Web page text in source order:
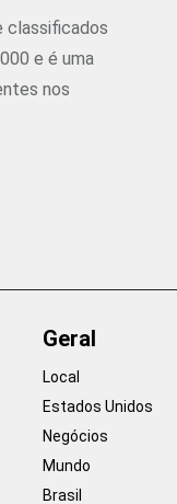
classificados
e é uma
nos
Geral
Local
Estados Unidos
Negócios
Mundo
Brasil